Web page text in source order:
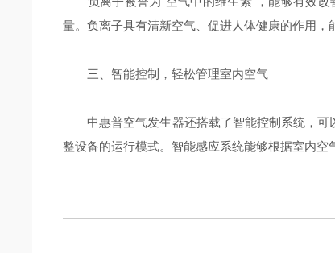
量。负离子具有清新空气、促进人体健康的作用，
三、智能控制，轻松管理室内空气
中惠普空气发生器还搭载了智能控制系统，可
整设备的运行模式。智能感应系统能够根据室内空